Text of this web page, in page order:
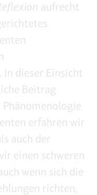
aufrecht
In dieser Einsicht
Beitrag
erfahren wir
auch der
einen schweren
wenn sich die
richten,